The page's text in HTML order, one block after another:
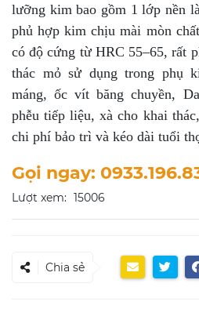
lưỡng kim bao gồm 1 lớp nền
phủ hợp kim chịu mài mòn
có độ cứng từ HRC 55–65, rất
thác mỏ sử dụng trong phụ
máng, ốc vít băng chuyền,
phễu tiếp liệu, xà cho khai
chi phí bảo trì và kéo dài tuổi
Gọi ngay:
Lượt xem: 15006
Chia sẻ